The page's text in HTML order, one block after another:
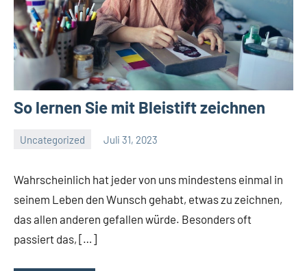
So lernen Sie mit Bleistift zeichnen
Uncategorized Juli 31, 2023
Wahrscheinlich hat jeder von uns mindestens einmal in
seinem Leben den Wunsch gehabt, etwas zu zeichnen,
das allen anderen gefallen würde. Besonders oft
passiert das, […]